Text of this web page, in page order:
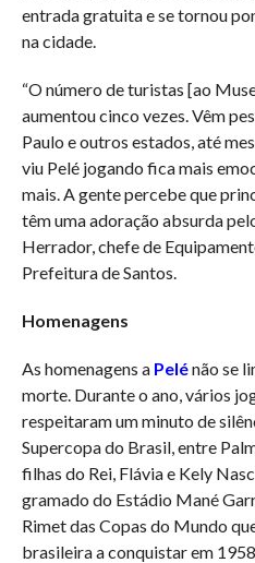
entrada gratuita e se tornou
na cidade.
“O número de turistas [ao
aumentou cinco vezes. Vêm
Paulo e outros estados, até
viu Pelé jogando fica mais
mais. A gente percebe que
têm uma adoração absurda
Herrador, chefe de
Prefeitura de Santos.
Homenagens
As homenagens a Pelénão se
morte. Durante o ano, vários
respeitaram um minuto de
Supercopa do Brasil, entre
filhas do Rei, Flávia e Kely
gramado do Estádio Mané
Rimet das Copas do Mundo
brasileira a conquistar em